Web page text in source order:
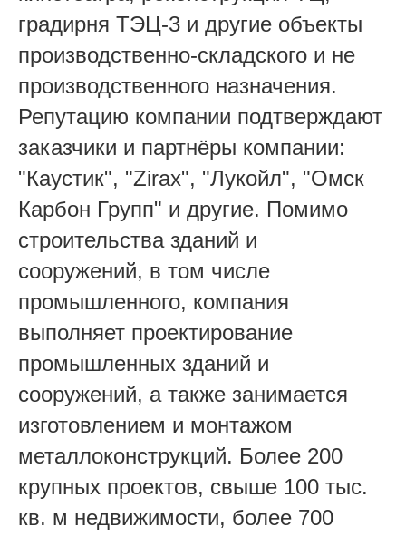
градирня ТЭЦ-3 и другие объекты
производственно-складского и не
производственного назначения.
Репутацию компании подтверждают
заказчики и партнёры компании:
"Каустик", "Zirax", "Лукойл", "Омск
Карбон Групп" и другие. Помимо
строительства зданий и
сооружений, в том числе
промышленного, компания
выполняет проектирование
промышленных зданий и
сооружений, а также занимается
изготовлением и монтажом
металлоконструкций. Более 200
крупных проектов, свыше 100 тыс.
кв. м недвижимости, более 700